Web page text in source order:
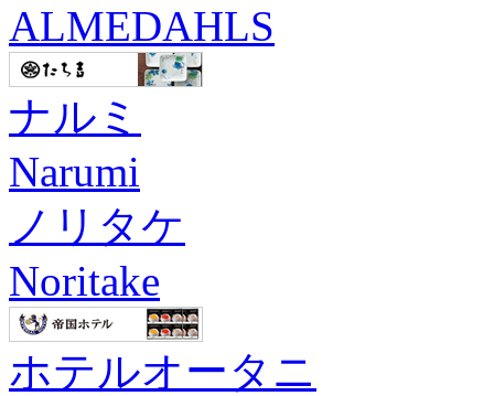
ALMEDAHLS
ナルミ
Narumi
ノリタケ
Noritake
ホテルオータニ